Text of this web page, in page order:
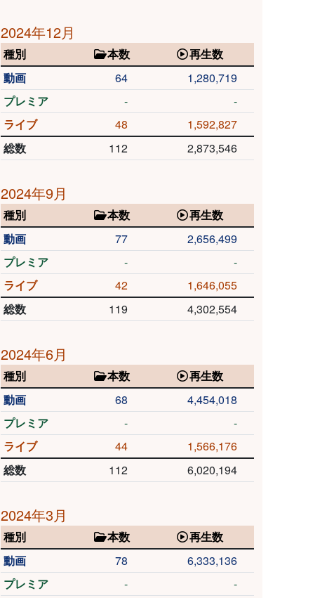
2024年12月
種別 本数
再生数
動画
64
1,280,719
プレミア
-
-
ライブ
48
1,592,827
総数
112 2,873,546
2024年9月
種別 本数
再生数
動画
77
2,656,499
プレミア
-
-
ライブ
42
1,646,055
総数
119 4,302,554
2024年6月
種別 本数
再生数
動画
68
4,454,018
プレミア
-
-
ライブ
44
1,566,176
総数
112 6,020,194
2024年3月
種別 本数
再生数
動画
78
6,333,136
プレミア
-
-